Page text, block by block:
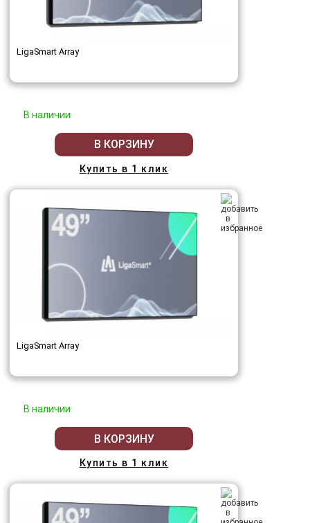
LigaSmart Array
В наличии
В КОРЗИНУ
Купить в 1 клик
LigaSmart Array
В наличии
В КОРЗИНУ
Купить в 1 клик